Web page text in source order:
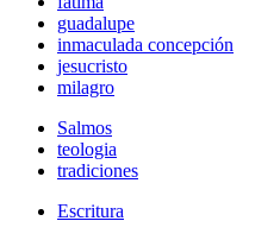
guadalupe
inmaculada concepción
jesucristo
milagro
Salmos
teologia
tradiciones
Escritura